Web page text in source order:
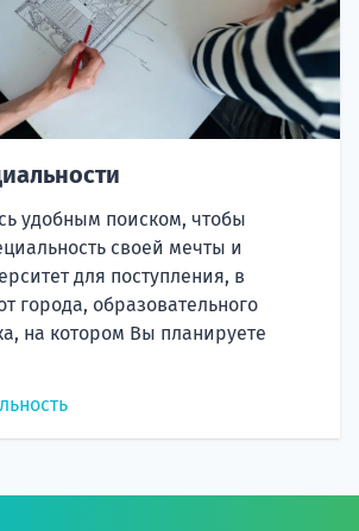
удобным поиском, чтобы
своей мечты и
для поступления, в
города, образовательного
на котором Вы планируете